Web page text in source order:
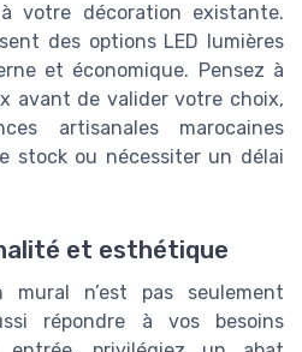
votre décoration existante.
des options LED lumières
et économique. Pensez à
avant de valider votre choix,
artisanales marocaines
stock ou nécessiter un délai
et esthétique
mural n’est pas seulement
répondre à vos besoins